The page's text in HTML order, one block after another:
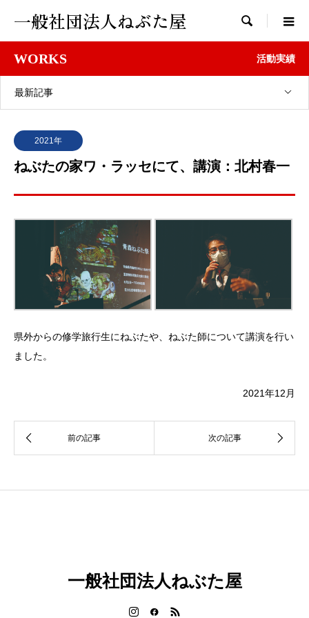
一般社団法人ねぶた屋 
WORKS 活動実績
最新記事
2021年
ねぶたの家ワ・ラッセにて、講演：北村春一
県外からの修学旅行生にねぶたや、ねぶた師について講演を行い
ました。
2021年12月
一般社団法人ねぶた屋